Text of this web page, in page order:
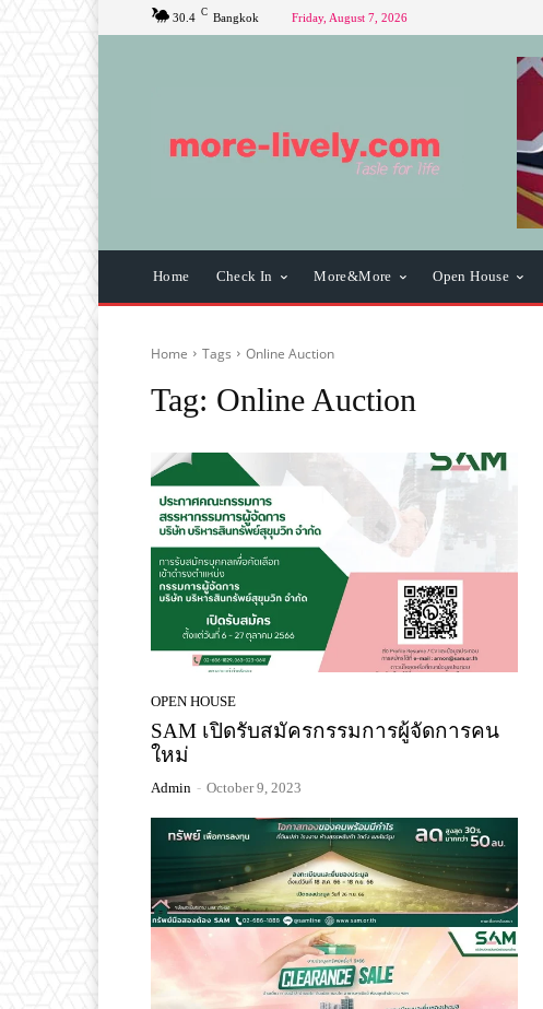
30.4 C Bangkok Friday, August 7, 2026
Home Check In More&More Open House
Home Tags Online Auction
Tag: Online Auction
OPEN HOUSE
SAM เปิดรับสมัครกรรมการผู้จัดการคน
ใหม่
Admin - October 9, 2023